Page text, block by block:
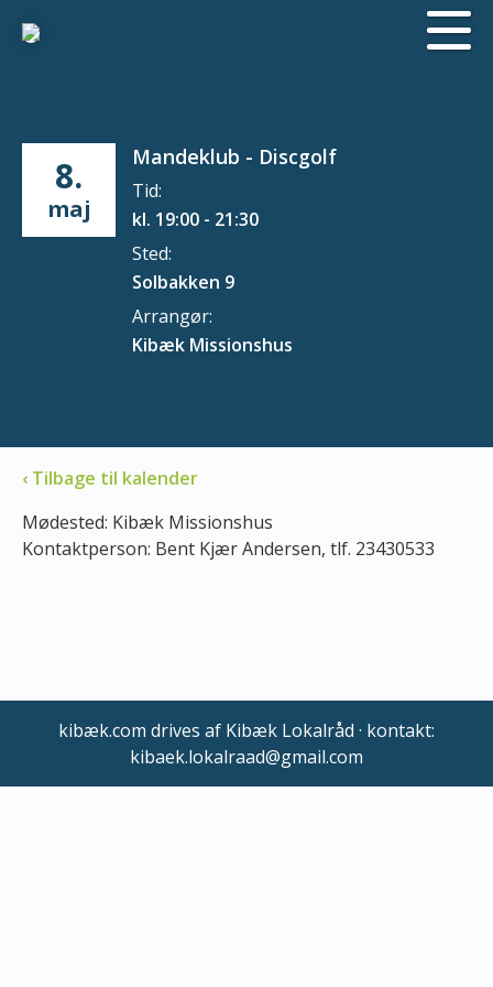
8.
maj
Mandeklub - Discgolf
Tid:
kl. 19:00 - 21:30
Sted:
Solbakken 9
Arrangør:
Kibæk Missionshus
‹ Tilbage til kalender
Mødested: Kibæk Missionshus
Kontaktperson: Bent Kjær Andersen, tlf. 23430533
kibæk.com drives af Kibæk Lokalråd · kontakt:
kibaek.lokalraad@gmail.com